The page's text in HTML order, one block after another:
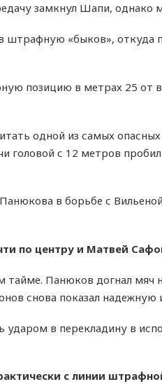
замкнул Шапи,
штрафную «быков»,
позицию в метрах 25 от
одной из самых
головой с 12 метров
в борьбе с
по центру и Матвей
тайме. Панюков догнал
снова показал надежную
в перекладину в
с линии